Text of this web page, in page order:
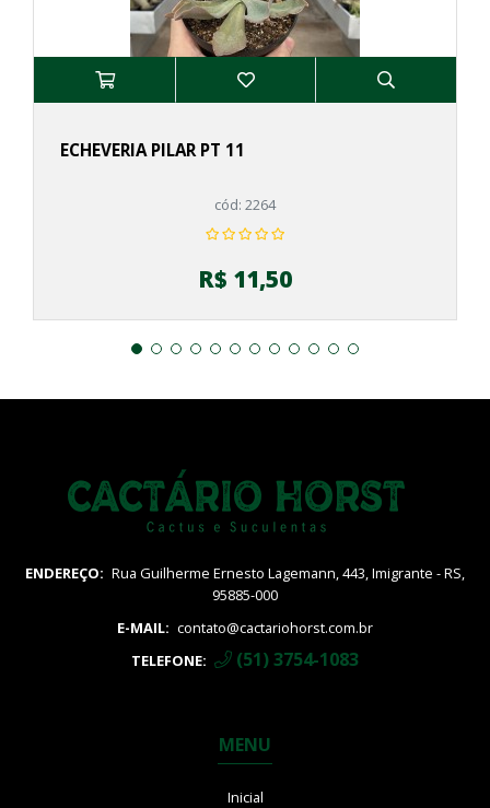
ECHEVERIA PILAR PT 11
cód: 2264
R$ 11,50
ENDEREÇO: Rua Guilherme Ernesto Lagemann, 443, Imigrante - RS,
95885-000
E-MAIL: contato@cactariohorst.com.br
TELEFONE:
(51) 3754-1083
MENU
Inicial